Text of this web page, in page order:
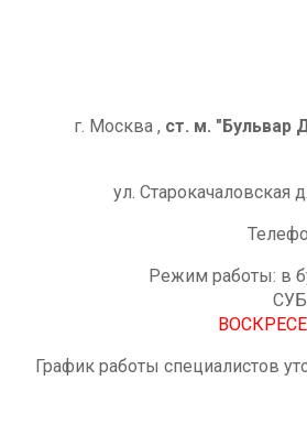
г. Москва , ст. м. "Бульвар
ул. Старокачаловская
Режим работы: в
График работы специалистов